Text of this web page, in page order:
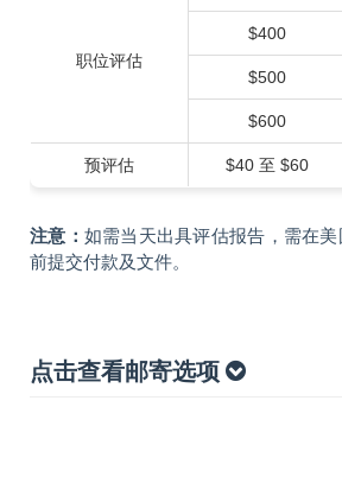
职位评估
$400
$500
$600
预评估 $40 至 $60
注意： 如需当天出具评估报告，需在
前提交付款及文件。
点击查看邮寄选项